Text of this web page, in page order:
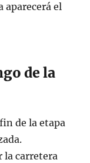
aparecerá el
de la
de la etapa
la carretera